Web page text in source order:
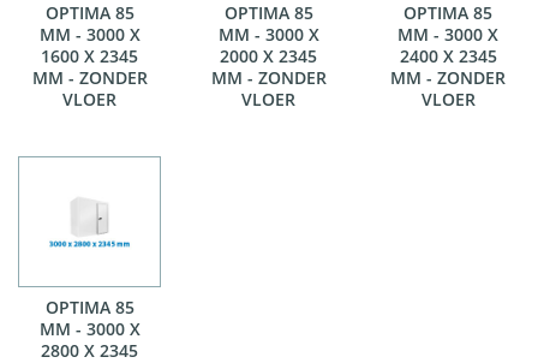
OPTIMA 85
MM - 3000 X
1600 X 2345
MM - ZONDER
VLOER
OPTIMA 85
MM - 3000 X
2000 X 2345
MM - ZONDER
VLOER
OPTIMA 85
MM - 3000 X
2400 X 2345
MM - ZONDER
VLOER
OPTIMA 85
MM - 3000 X
2800 X 2345